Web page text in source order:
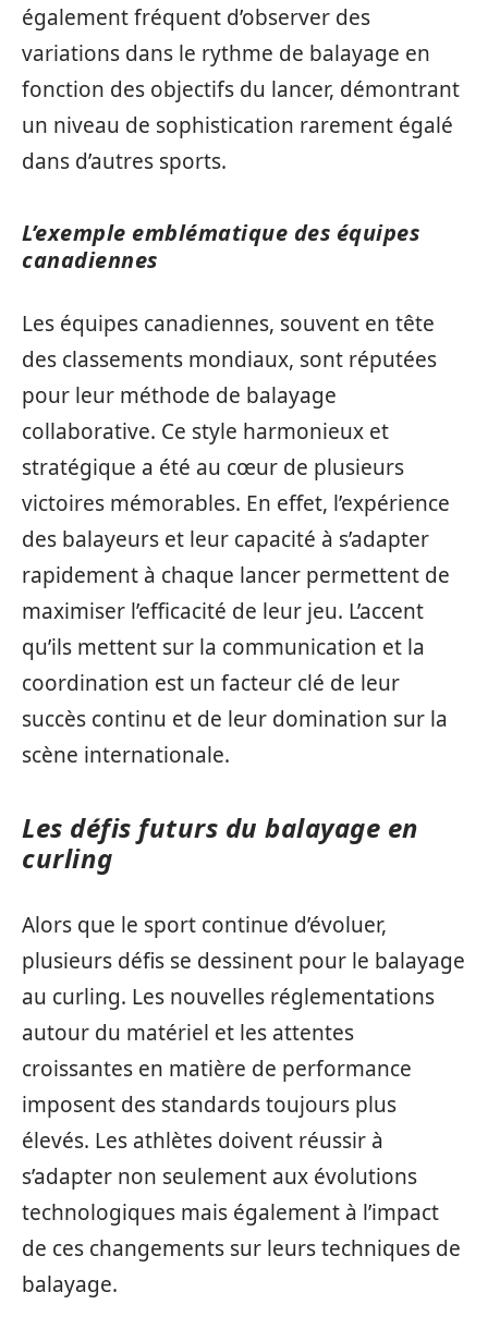
également fréquent d’observer des
variations dans le rythme de balayage en
fonction des objectifs du lancer, démontrant
un niveau de sophistication rarement égalé
dans d’autres sports.
L’exemple emblématique des équipes
canadiennes
Les équipes canadiennes, souvent en tête
des classements mondiaux, sont réputées
pour leur méthode de balayage
collaborative. Ce style harmonieux et
stratégique a été au cœur de plusieurs
victoires mémorables. En effet, l’expérience
des balayeurs et leur capacité à s’adapter
rapidement à chaque lancer permettent de
maximiser l’efficacité de leur jeu. L’accent
qu’ils mettent sur la communication et la
coordination est un facteur clé de leur
succès continu et de leur domination sur la
scène internationale.
Les défis futurs du balayage en
curling
Alors que le sport continue d’évoluer,
plusieurs défis se dessinent pour le balayage
au curling. Les nouvelles réglementations
autour du matériel et les attentes
croissantes en matière de performance
imposent des standards toujours plus
élevés. Les athlètes doivent réussir à
s’adapter non seulement aux évolutions
technologiques mais également à l’impact
de ces changements sur leurs techniques de
balayage.